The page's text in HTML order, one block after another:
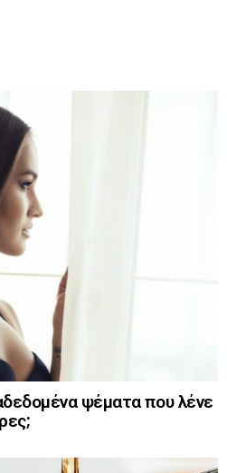
ψέματα που λένε